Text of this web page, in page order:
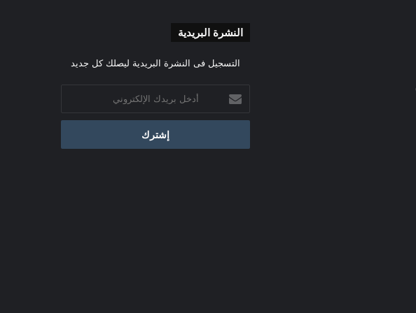
النشرة البريدية
التسجيل فى النشرة البريدية ليصلك كل جديد
بريدك
الإلكتروني